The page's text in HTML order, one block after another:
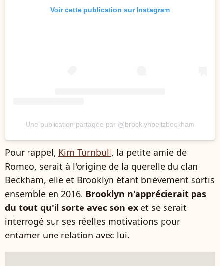
Voir cette publication sur Instagram
Une publication partagée par @brooklynpeltzbeckham
Pour rappel, Kim Turnbull, la petite amie de
Romeo, serait à l'origine de la querelle du clan
Beckham, elle et Brooklyn étant brièvement sortis
ensemble en 2016. Brooklyn n'apprécierait pas
du tout qu'il sorte avec son ex et se serait
interrogé sur ses réelles motivations pour
entamer une relation avec lui.